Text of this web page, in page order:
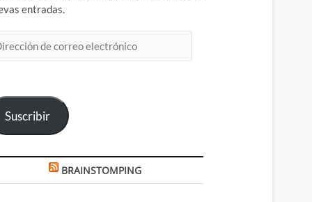
entradas.
Suscribir
BRAINSTOMPING